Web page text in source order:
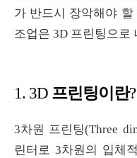
가 반드시 장악해야
조업은 3D 프린팅으로
1. 3D 프린팅이란?
3차원 프린팅(Three
린터로 3차원의 입체